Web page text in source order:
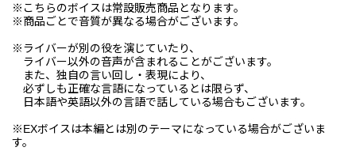
※こちらのボイスは常設販売商品となります。
※商品ごとで音質が異なる場合がございます。
※ライバーが別の役を演じていたり、
ライバー以外の音声が含まれることがございます。
また、独自の言い回し・表現により、
必ずしも正確な言語になっているとは限らず、
日本語や英語以外の言語で話している場合もございます。
※EXボイスは本編とは別のテーマになっている場合がございま
す。